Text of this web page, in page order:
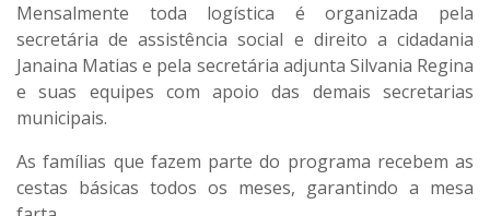
Mensalmente toda logística é organizada pela
secretária de assistência social e direito a cidadania
Janaina Matias e pela secretária adjunta Silvania Regina
e suas equipes com apoio das demais secretarias
municipais.
As famílias que fazem parte do programa recebem as
cestas básicas todos os meses, garantindo a mesa